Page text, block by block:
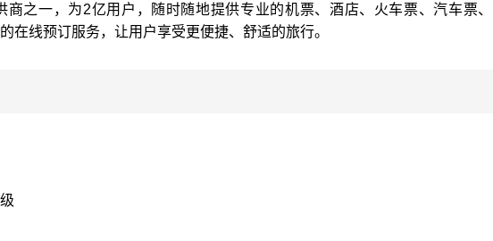
商之一，为2亿用户，随时随地提供专业的机票、酒店、火车票、汽车票
在线预订服务，让用户享受更便捷、舒适的旅行。